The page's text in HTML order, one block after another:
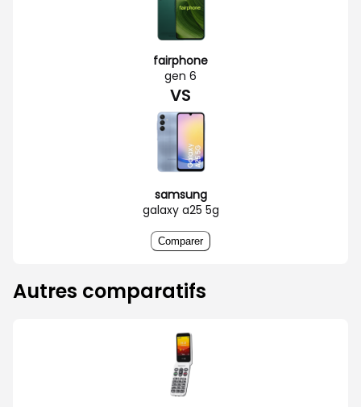
fairphone
gen 6
VS
samsung
galaxy a25 5g
Comparer
Autres comparatifs